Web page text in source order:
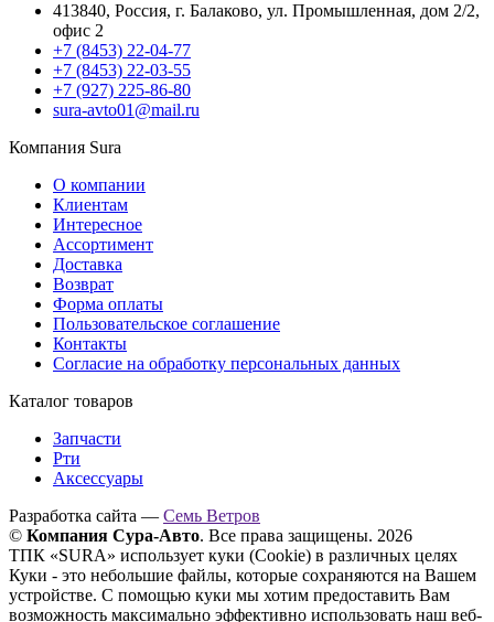
413840, Россия, г. Балаково, ул. Промышленная, дом 2/2,
офис 2
+7 (8453) 22-04-77
+7 (8453) 22-03-55
+7 (927) 225-86-80
sura-avto01@mail.ru
Компания Sura
О компании
Клиентам
Интересное
Ассортимент
Доставка
Возврат
Форма оплаты
Пользовательское соглашение
Контакты
Согласие на обработку персональных данных
Каталог товаров
Запчасти
Рти
Аксессуары
Разработка сайта — Семь Ветров
© Компания Сура-Авто. Все права защищены. 2026
ТПК «SURA» использует куки (Cookie) в различных целях
Куки - это небольшие файлы, которые сохраняются на Вашем
устройстве. С помощью куки мы хотим предоставить Вам
возможность максимально эффективно использовать наш веб-